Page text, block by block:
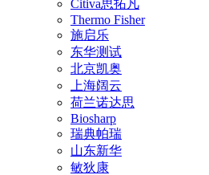
Citiva思拓凡
Thermo Fisher
施启乐
东华测试
北京凯奥
上海阔云
荷兰诺达思
Biosharp
瑞典帕瑞
山东新华
敏狄康